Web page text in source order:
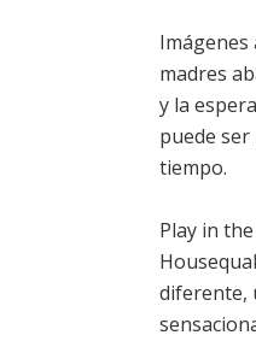
Imágenes
madres
y la
puede
tiempo.
Play in
diferente,